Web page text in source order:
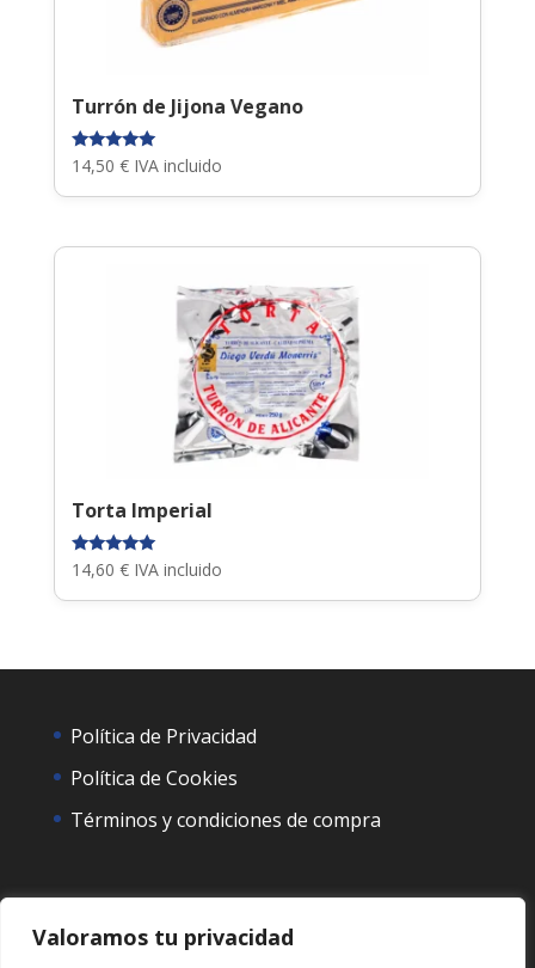
Valoramos tu privacidad
Turrón de Jijona Vegano
Valorado
con
5.00
14,50 € IVA incluido
Torta Imperial
Valorado
con
5.00
14,60 € IVA incluido
Política de Privacidad
Política de Cookies
Términos y condiciones de compra